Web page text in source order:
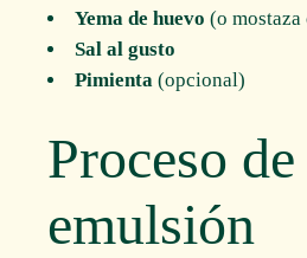
Yema de huevo (o
Sal al gusto
Pimienta (opcional)
Proceso de
emulsión